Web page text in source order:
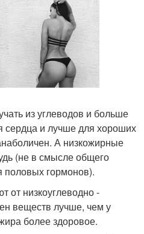
из углеводов и больше
сердца и лучше для хороших
А низкожирные
(не в смысле общего
половых гормонов).
низкоуглеводно -
веществ лучше, чем у
более здоровое.